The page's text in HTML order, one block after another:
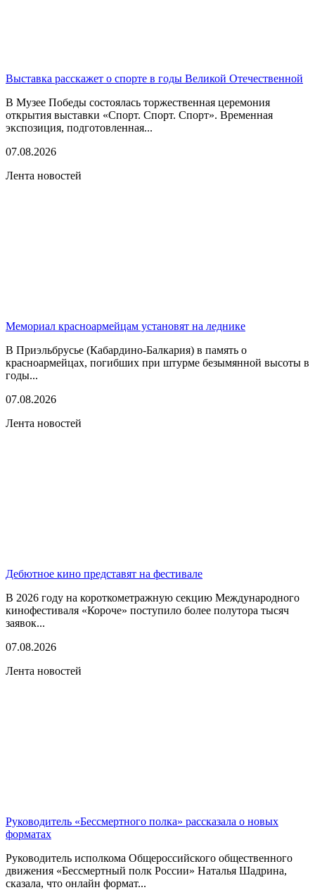
Выставка расскажет о спорте в годы Великой Отечественной
В Музее Победы состоялась торжественная церемония
открытия выставки «Спорт. Спорт. Спорт». Временная
экспозиция, подготовленная...
07.08.2026
Лента новостей
Мемориал красноармейцам установят на леднике
В Приэльбрусье (Кабардино-Балкария) в память о
красноармейцах, погибших при штурме безымянной высоты в
годы...
07.08.2026
Лента новостей
Дебютное кино представят на фестивале
В 2026 году на короткометражную секцию Международного
кинофестиваля «Короче» поступило более полутора тысяч
заявок...
07.08.2026
Лента новостей
Руководитель «Бессмертного полка» рассказала о новых
форматах
Руководитель исполкома Общероссийского общественного
движения «Бессмертный полк России» Наталья Шадрина,
сказала, что онлайн формат...